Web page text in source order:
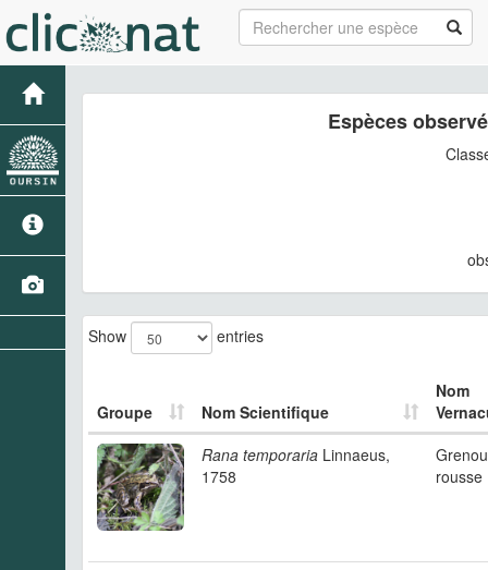
Espèces
Show entries
Groupe Nom Scientifique
Nom
Rana temporaria Linnaeus,
1758
rousse